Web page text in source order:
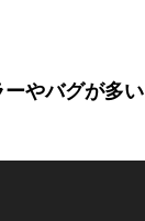
やバグが多い